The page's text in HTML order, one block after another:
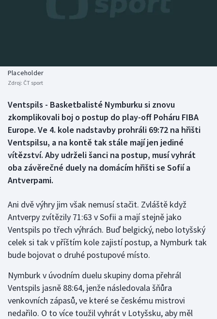
Biatlon
Box
Curling
Dostihy
Florbal
Futsal
Golf
Gymnastika
Házená
Jezdectví
Aplikace ČT sport
Placeholder
Zdroj: ČT sport
Ventspils - Basketbalisté Nymburku si znovu
zkomplikovali boj o postup do play-off Poháru FIBA
Europe. Ve 4. kole nadstavby prohráli 69:72 na hřišti
Ventspilsu, a na kontě tak stále mají jen jediné
vítězství. Aby udrželi šanci na postup, musí vyhrát
oba závěrečné duely na domácím hřišti se Sofií a
Antverpami.
Ani dvě výhry jim však nemusí stačit. Zvláště když
Antverpy zvítězily 71:63 v Sofii a mají stejně jako
Ventspils po třech výhrách. Buď belgický, nebo lotyšský
celek si tak v příštím kole zajistí postup, a Nymburk tak
bude bojovat o druhé postupové místo.
Nymburk v úvodním duelu skupiny doma přehrál
Ventspils jasně 88:64, jenže následovala šňůra
venkovních zápasů, ve které se českému mistrovi
nedařilo. O to více toužil vyhrát v Lotyšsku, aby měl